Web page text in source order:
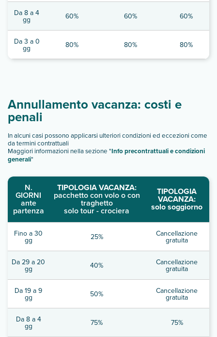
Da 8 a 4
gg 60% 60% 60%
Da 3 a 0
gg 80% 80% 80%
Annullamento vacanza: costi e
penali
In alcuni casi possono applicarsi ulteriori condizioni ed eccezioni come
da termini contrattuali
Maggiori informazioni nella sezione "Info precontrattuali e condizioni
generali"
N.
GIORNI
ante
partenza
TIPOLOGIA VACANZA:
pacchetto con volo o con
traghetto
solo tour - crociera
TIPOLOGIA
VACANZA:
solo soggiorno
Fino a 30
gg 25% Cancellazione
gratuita
Da 29 a 20
gg 40% Cancellazione
gratuita
Da 19 a 9
gg 50% Cancellazione
gratuita
Da 8 a 4
gg 75% 75%